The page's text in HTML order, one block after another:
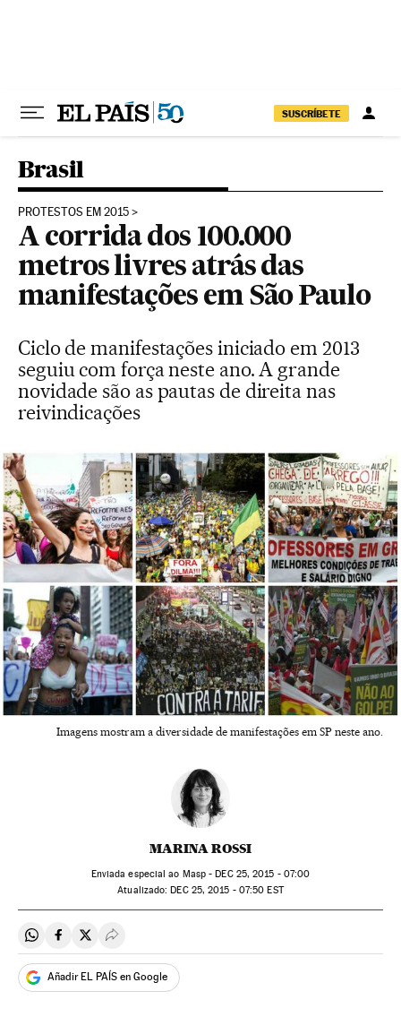
SUSCRÍBETE
Brasil
PROTESTOS EM 2015
A corrida dos 100.000
metros livres atrás das
manifestações em São Paulo
Ciclo de manifestações iniciado em 2013
seguiu com força neste ano. A grande
novidade são as pautas de direita nas
reivindicações
Imagens mostram a diversidade de manifestações em SP neste ano.
MARINA ROSSI
Enviada especial ao Masp -DEC25, 2015 - 07:00
atualizado: DEC25, 2015 - 07:50 EST
Compartir en Whatsapp
Compartir en Facebook
Compartir en Twitter
Desplegar Redes Sociales
Añadir EL PAÍS en Google